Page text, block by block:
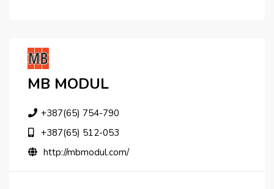
MB MODUL
+387(65) 754-790
+387(65) 512-053
http://mbmodul.com/